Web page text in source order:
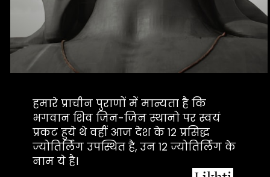
हमारे प्राचीन पुराणों में मान्यता है कि
भगवान शिव जिन-जिन स्थानो पर स्वयं
प्रकट हुये थे वहीं आज देश के 12 प्रसिद्ध
ज्योतिर्लिंग उपस्थित है, उन 12 ज्योतिर्लिंग के